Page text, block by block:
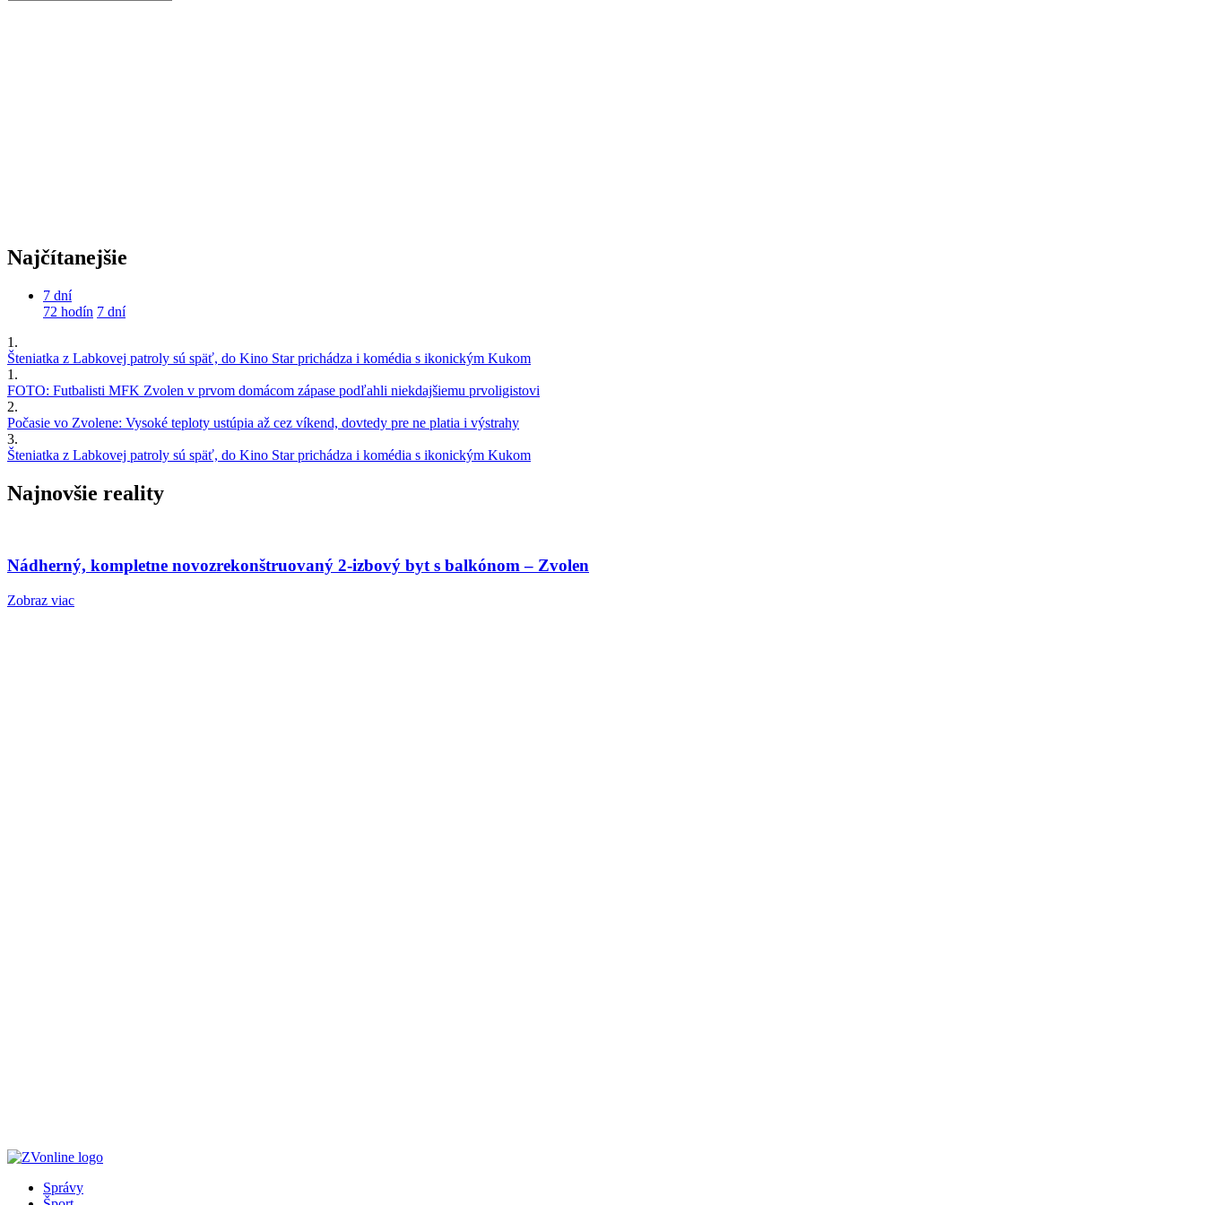
Najčítanejšie
7 dní
72 hodín 7 dní
1.
Šteniatka z Labkovej patroly sú späť, do Kino Star prichádza i komédia s ikonickým Kukom
1.
FOTO: Futbalisti MFK Zvolen v prvom domácom zápase podľahli niekdajšiemu prvoligistovi
2.
Počasie vo Zvolene: Vysoké teploty ustúpia až cez víkend, dovtedy pre ne platia i výstrahy
3.
Šteniatka z Labkovej patroly sú späť, do Kino Star prichádza i komédia s ikonickým Kukom
Najnovšie reality
Nádherný, kompletne novozrekonštruovaný 2-izbový byt s balkónom – Zvolen
Zobraz viac
Správy